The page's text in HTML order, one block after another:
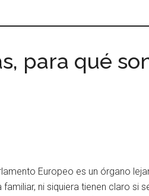
para qué
Europeo es un órgano
ni siquiera tienen claro si